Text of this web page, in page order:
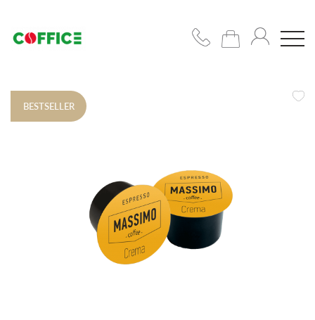
BESTSELLER
Кофемашины
Чашки/
сахар/
сиропы
Подобрать